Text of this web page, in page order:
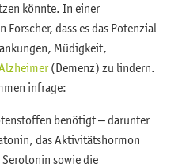
könnte. In einer
dass es das Potenzial
Müdigkeit,
(Demenz) zu lindern.
infrage:
benötigt – darunter
das Aktivitätshormon
sowie die